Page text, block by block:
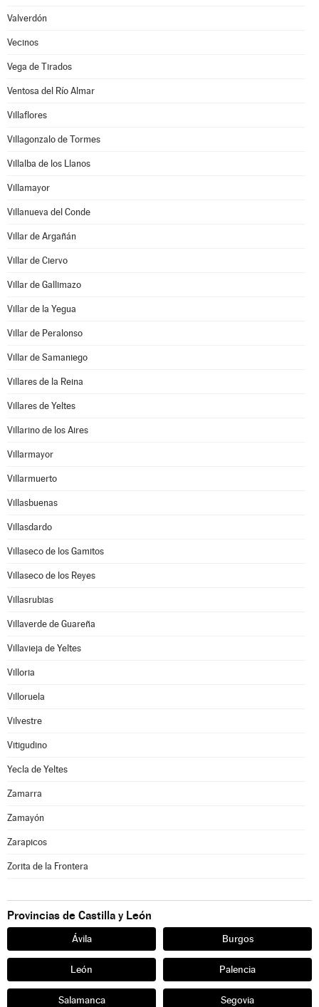
Valverdón
Vecinos
Vega de Tirados
Ventosa del Río Almar
Villaflores
Villagonzalo de Tormes
Villalba de los Llanos
Villamayor
Villanueva del Conde
Villar de Argañán
Villar de Ciervo
Villar de Gallimazo
Villar de la Yegua
Villar de Peralonso
Villar de Samaniego
Villares de la Reina
Villares de Yeltes
Villarino de los Aires
Villarmayor
Villarmuerto
Villasbuenas
Villasdardo
Villaseco de los Gamitos
Villaseco de los Reyes
Villasrubias
Villaverde de Guareña
Villavieja de Yeltes
Villoria
Villoruela
Vilvestre
Vitigudino
Yecla de Yeltes
Zamarra
Zamayón
Zarapicos
Zorita de la Frontera
Provincias de Castilla y León
Ávila Burgos
León Palencia
Salamanca Segovia